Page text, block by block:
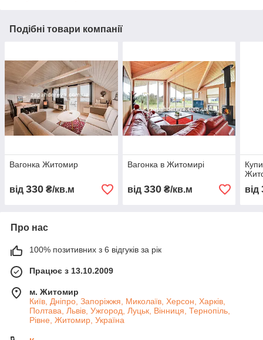
Подібні товари компанії
Вагонка Житомир
від 330 ₴/кв.м
Вагонка в Житомирі
від 330₴/кв.м від
Про нас
100% позитивних з 6 відгуків за рік
Працює з 13.10.2009
м. Житомир
Київ, Дніпро, Запоріжжя, Миколаїв, Херсон, Харків,
Полтава, Львів, Ужгород, Луцьк, Вінниця, Тернопіль,
Рівне, Житомир, Україна